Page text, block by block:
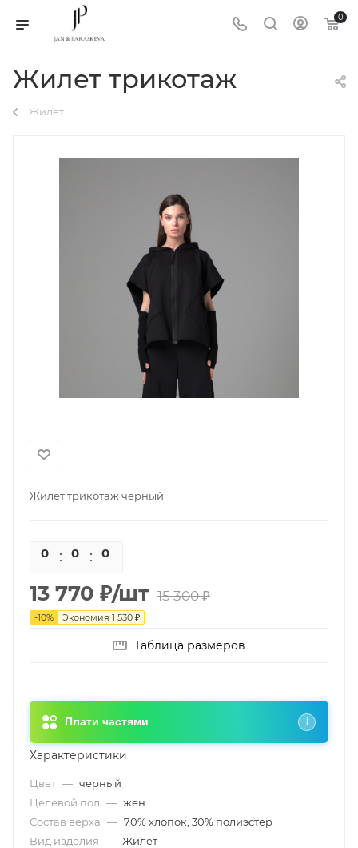
0
Жилет трикотаж
Жилет
Жилет трикотаж черный
0 0 0
13 770 ₽/шт 15 300₽
-10% Экономия 1 530 ₽
Таблица размеров
Плати частями i
Характеристики
Цвет — черный
Целевой пол — жен
Состав верха — 70% хлопок, 30% полиэстер
Вид изделия — Жилет